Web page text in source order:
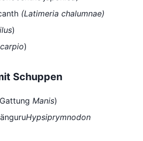
(Latimeria chalumnae)
)
)
Schuppen
Manis)
Hypsiprymnodon